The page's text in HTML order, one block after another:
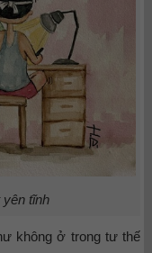
yên tĩnh
không ở trong tư thế